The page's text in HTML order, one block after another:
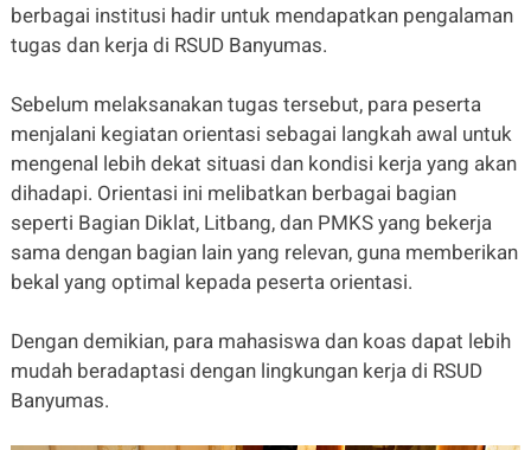
berbagai institusi hadir untuk mendapatkan pengalaman
tugas dan kerja di RSUD Banyumas.
Sebelum melaksanakan tugas tersebut, para peserta
menjalani kegiatan orientasi sebagai langkah awal untuk
mengenal lebih dekat situasi dan kondisi kerja yang akan
dihadapi. Orientasi ini melibatkan berbagai bagian
seperti Bagian Diklat, Litbang, dan PMKS yang bekerja
sama dengan bagian lain yang relevan, guna memberikan
bekal yang optimal kepada peserta orientasi.
Dengan demikian, para mahasiswa dan koas dapat lebih
mudah beradaptasi dengan lingkungan kerja di RSUD
Banyumas.